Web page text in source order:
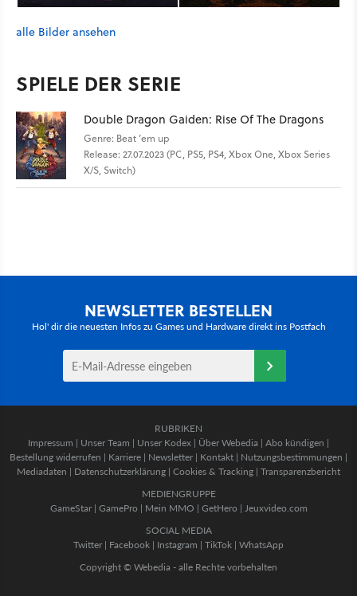
alle Bilder ansehen
SPIELE DER SERIE
Double Dragon Gaiden: Rise Of The Dragons
Genre: Beat ’em up
Release: 27.07.2023 (PC, PS5, PS4, Xbox One, Xbox Series
X/S, Switch)
NEWSLETTER BESTELLEN
Hol' dir die neuesten Infos zu Games und Hardware direkt ins Postfach
RUBRIKEN
Impressum | Unser Team | Unser Kodex | Über Webedia | Abo kündigen |
Bestellung widerrufen | Karriere | Newsletter | Kontakt | Nutzungsbestimmungen |
Mediadaten | Datenschutzerklärung | Cookies & Tracking | Transparenzbericht
MEDIENGRUPPE
GameStar| GamePro | Mein MMO | GetHero | Jeuxvideo.com
SOCIAL MEDIA
Twitter | Facebook | Instagram | TikTok | WhatsApp
Copyright © Webedia - alle Rechte vorbehalten